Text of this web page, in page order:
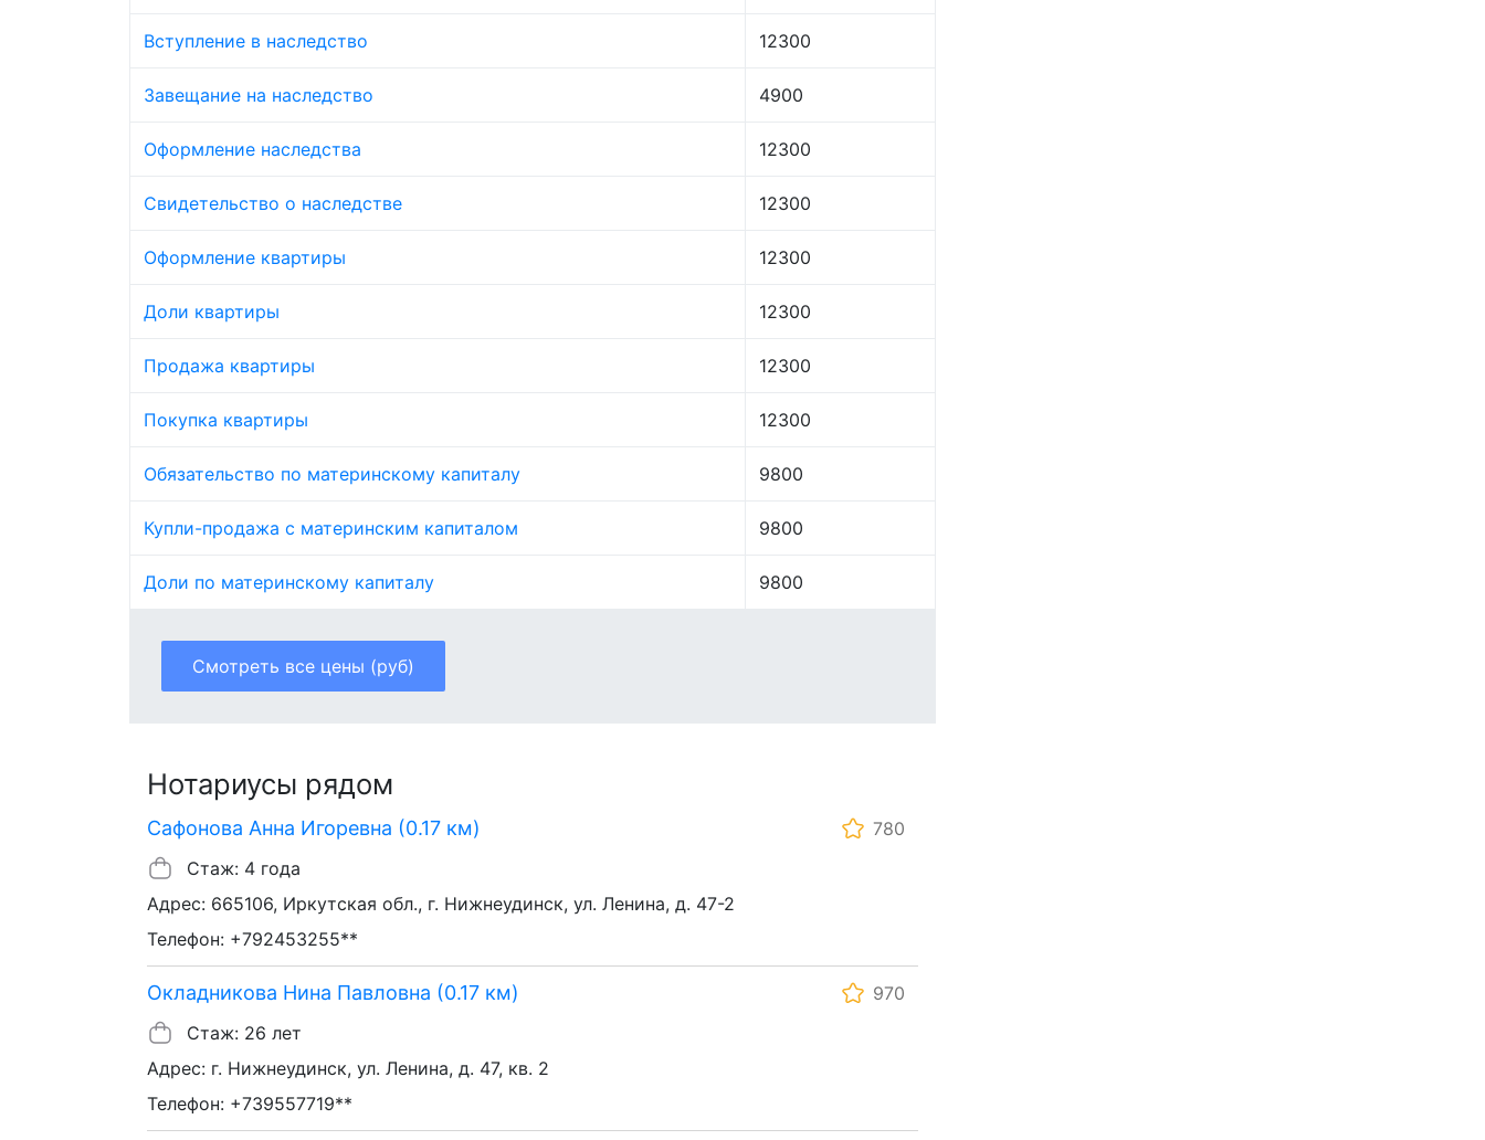
Вступление в наследство 12300
Завещание на наследство 4900
Оформление наследства 12300
Свидетельство о наследстве 12300
Оформление квартиры 12300
Доли квартиры 12300
Продажа квартиры 12300
Покупка квартиры 12300
Обязательство по материнскому капиталу 9800
Купли-продажа с материнским капиталом 9800
Доли по материнскому капиталу 9800
Смотреть все цены (руб)
Нотариусы рядом
Сафонова Анна Игоревна (0.17 км)
780
Стаж: 4 года
Адрес: 665106, Иркутская обл., г. Нижнеудинск, ул. Ленина, д. 47-2
Телефон: +792453255**
Окладникова Нина Павловна (0.17 км)
970
Стаж: 26 лет
Адрес: г. Нижнеудинск, ул. Ленина, д. 47, кв. 2
Телефон: +739557719**